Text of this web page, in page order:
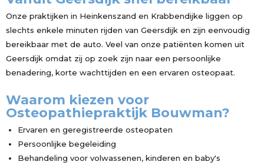
Onze praktijken in Heinkenszand en Krabbendijke liggen op
slechts enkele minuten rijden van Geersdijk en zijn eenvoudig
bereikbaar met de auto. Veel van onze patiënten komen uit
Geersdijk omdat zij op zoek zijn naar een persoonlijke
benadering, korte wachttijden en een ervaren osteopaat.
Waarom kiezen voor
Osteopathiepraktijk Bouwman?
Ervaren en geregistreerde osteopaten
Persoonlijke begeleiding
Behandeling voor volwassenen, kinderen en baby's